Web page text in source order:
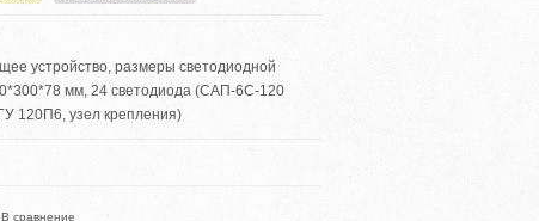
устройство, размеры светодиодной
мм, 24 светодиода (САП-6С-120
120П6, узел крепления)
В сравнение